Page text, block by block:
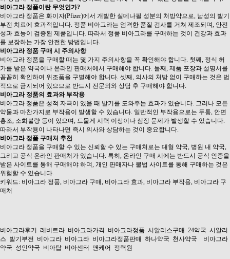
비아그라 정품이란 무엇인가?
비아그라 정품은 화이자(Pfizer)에서 개발한 실데나필 성분의 처방약으로, 남성의 발기
부전 치료에 효과적입니다. 정품 비아그라는 엄격한 품질 검사를 거쳐 제조되며, 안전
성과 효능이 검증된 제품입니다. 따라서 정품 비아그라를 구매하는 것이 건강과 효과
를 보장하는 가장 안전한 방법입니다.
비아그라 정품 구매 시 주의사항
비아그라 정품을 구매할 때는 몇 가지 주의사항을 꼭 확인해야 합니다. 첫째, 정식 허
가를 받은 약국이나 온라인 판매처에서 구매해야 합니다. 둘째, 제품 포장과 설명서를
꼼꼼히 확인하여 위조품을 구별해야 합니다. 셋째, 의사의 처방 없이 구매하는 것은 법
적으로 금지되어 있으므로 반드시 전문의와 상담 후 구매해야 합니다.
비아그라 정품의 효과와 부작용
비아그라 정품은 성적 자극이 있을 때 발기를 도와주는 효과가 있습니다. 그러나 모든
약물과 마찬가지로 부작용이 발생할 수 있습니다. 일반적인 부작용으로는 두통, 안면
홍조, 소화불량 등이 있으며, 드물게 시력 이상이나 심장 문제가 발생할 수 있습니다.
따라서 부작용이 나타나면 즉시 의사와 상담하는 것이 중요합니다.
비아그라 정품 구매처 추천
비아그라 정품을 구매할 수 있는 신뢰할 수 있는 구매처로는 대형 약국, 병원 내 약국,
그리고 공식 온라인 판매처가 있습니다. 특히, 온라인 구매 시에는 반드시 공식 인증을
받은 사이트를 통해 구매해야 하며, 개인 판매자나 불법 사이트를 통해 구매하는 것은
위험할 수 있습니다.
키워드: 비아그라 정품, 비아그라 구매, 비아그라 효과, 비아그라 부작용, 비아그라 구
매처
비아그라후기 레비트라 비아그라가격 비아그라정품 시알리스구매 24약국 시알리
스 발기부전 비아그라 비아그라 비아그라정품판매 하나약국 천사약국
비아그라
약국 성인약국 비아탑 비아센터 맨케어 정력원